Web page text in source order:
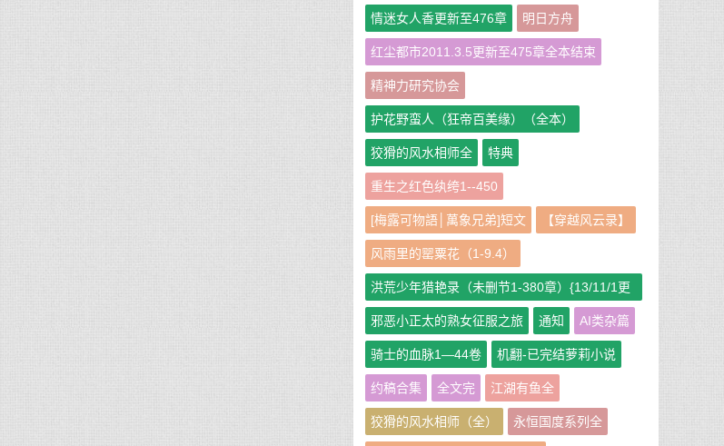
情迷女人香更新至476章 明日方舟
红尘都市2011.3.5更新至475章全本结束
精神力研究协会
护花野蛮人（狂帝百美缘）（全本）
狡猾的风水相师全 特典
重生之红色纨绔1--450
[梅露可物語│萬象兄弟]短文 【穿越风云录】
风雨里的罂粟花（1-9.4）
洪荒少年猎艳录（未删节1-380章）{13/11/1更
新}
邪恶小正太的熟女征服之旅 通知 AI类杂篇
骑士的血脉1—44卷 机翻-已完结萝莉小说
约稿合集 全文完 江湖有鱼全
狡猾的风水相师（全） 永恒国度系列全